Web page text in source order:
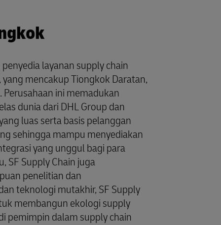
layanan supply chain
mencakup Tiongkok Daratan,
ini memadukan
dunia dari DHL Group dan
luas serta basis pelanggan
sehingga mampu menyediakan
yang unggul bagi para
SF Supply Chain juga
penelitian dan
teknologi mutakhir, SF Supply
membangun ekologi supply
pemimpin dalam supply chain